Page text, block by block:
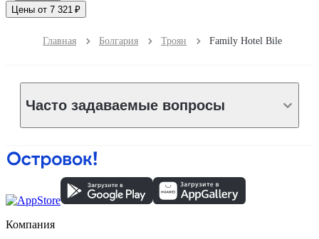
Цены от 7 321 ₽
Главная Болгария Троян Family Hotel Bile
Часто задаваемые вопросы
Компания